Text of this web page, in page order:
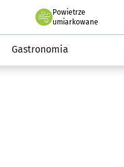
Powietrze
we Wrocławiu
umiarkowane
Gastronomia